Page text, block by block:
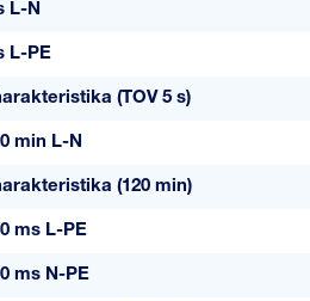
L-N
L-PE
(TOV 5 s)
min L-N
(120 min)
ms L-PE
ms N-PE